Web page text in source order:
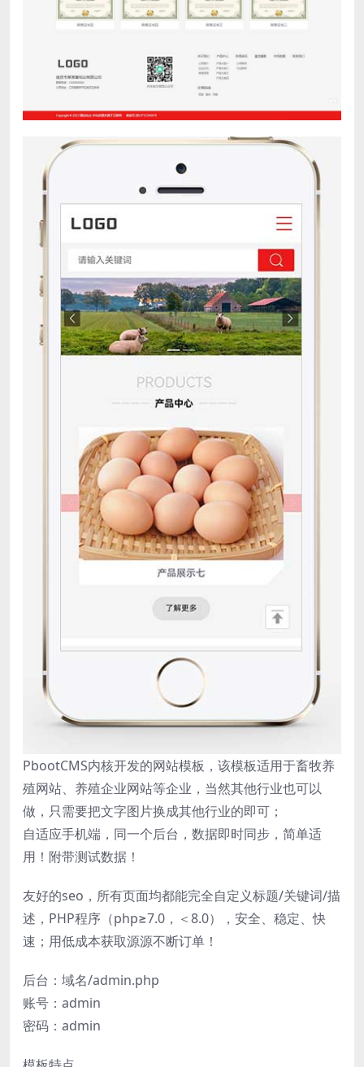
PbootCMS内核开发的网站模板，该模板适用于畜牧养
殖网站、养殖企业网站等企业，当然其他行业也可以
做，只需要把文字图片换成其他行业的即可；
自适应手机端，同一个后台，数据即时同步，简单适
用！附带测试数据！
友好的seo，所有页面均都能完全自定义标题/关键词/描
述，PHP程序（php≥7.0，＜8.0），安全、稳定、快
速；用低成本获取源源不断订单！
后台：域名/admin.php
账号：admin
密码：admin